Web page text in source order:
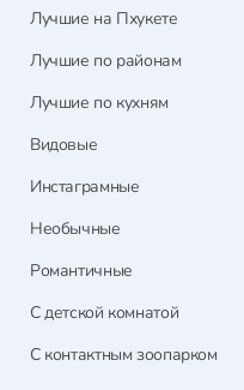
Лучшие на Пхукете
Лучшие по районам
Лучшие по кухням
Видовые
Инстаграмные
Необычные
Романтичные
С детской комнатой
С контактным зоопарком